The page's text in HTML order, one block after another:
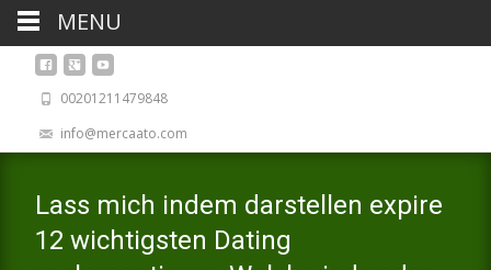
00201211479848
info@mercaato.com
Lass mich indem darstellen expire
12 wichtigsten Dating
MENU